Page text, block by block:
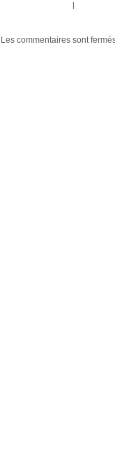
|
Les commentaires sont